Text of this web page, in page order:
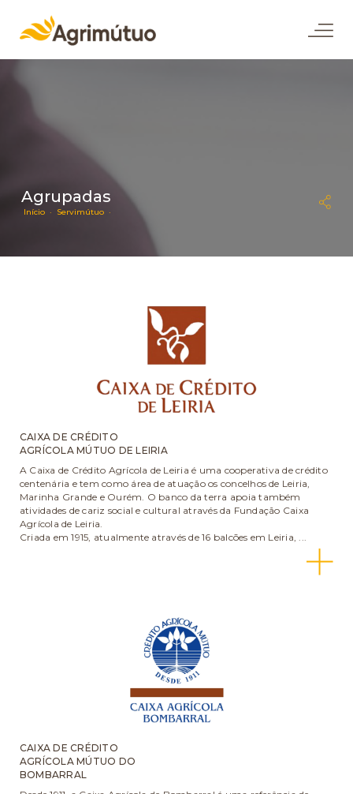
Agrupadas
Início · Servimútuo ·
CAIXA DE CRÉDITO
AGRÍCOLA MÚTUO DE LEIRIA
A Caixa de Crédito Agrícola de Leiria é uma cooperativa de crédito
centenária e tem como área de atuação os concelhos de Leiria,
Marinha Grande e Ourém. O banco da terra apoia também
atividades de cariz social e cultural através da Fundação Caixa
Agrícola de Leiria.
Criada em 1915, atualmente através de 16 balcões em Leiria, ...
CAIXA DE CRÉDITO
AGRÍCOLA MÚTUO DO
BOMBARRAL